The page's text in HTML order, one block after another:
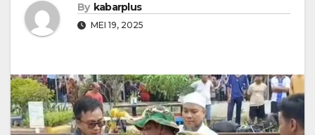
By kabarplus
MEI 19, 2025